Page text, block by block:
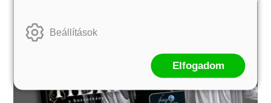
Beállítások
Elfogadom